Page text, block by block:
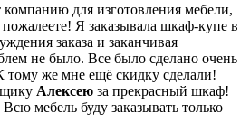
для изготовления мебели,
Я заказывала шкаф-купе в
заказа и заканчивая
не было. Все было сделано очень
тому же мне ещё скидку сделали!
Алексею за прекрасный шкаф!
мебель буду заказывать только